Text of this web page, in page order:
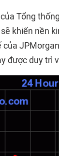
Tổng
khiến nền
của
được duy trì